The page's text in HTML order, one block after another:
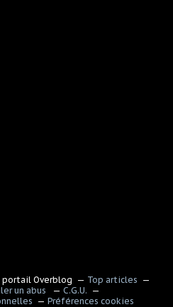
portail Overblog
Top articles
un abus
C.G.U.
Préférences cookies